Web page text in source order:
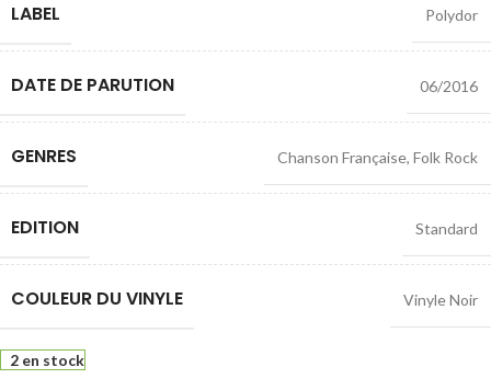
LABEL Polydor
DATE DE PARUTION 06/2016
GENRES Chanson Française, Folk Rock
EDITION Standard
COULEUR DU VINYLE Vinyle Noir
2 en stock